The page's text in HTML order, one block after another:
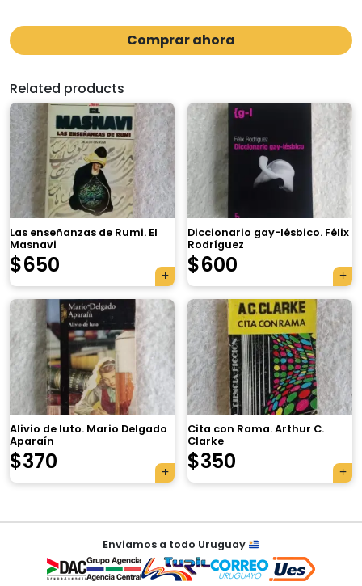
Comprar ahora
Related products
Las enseñanzas de Rumi. El
Masnavi
$650
Diccionario gay-lésbico. Félix
Rodríguez
$600
Alivio de luto. Mario Delgado
Aparaín
$370
Cita con Rama. Arthur C.
Clarke
$350
NavegaciónEnviamos a todo Uruguay
×
Tu carrito está vacío.
Agregá un producto y aparecerá acá
automáticamente.